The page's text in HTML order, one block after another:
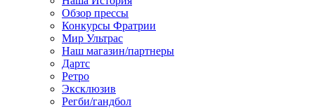
Обзор прессы
Конкурсы Фратрии
Мир Ультрас
Наш магазин/партнеры
Дартс
Ретро
Эксклюзив
Регби/гандбол